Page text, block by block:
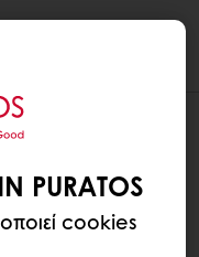
PURATOS
cookies